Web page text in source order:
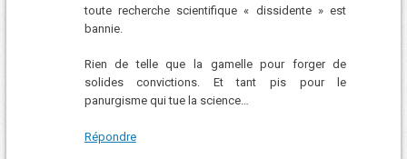
toute recherche scientifique « dissidente » est
bannie.
Rien de telle que la gamelle pour forger de
solides convictions. Et tant pis pour le
panurgisme qui tue la science…
Répondre